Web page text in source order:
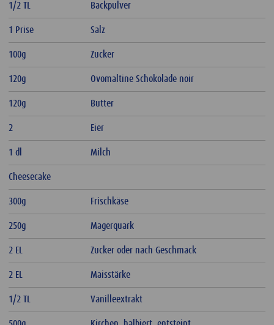
1/2 TL Backpulver
1 Prise Salz
100g Zucker
120g Ovomaltine Schokolade noir
120g Butter
2 Eier
1 dl Milch
Cheesecake
300g Frischkäse
250g Magerquark
2 EL Zucker oder nach Geschmack
2 EL Maisstärke
1/2 TL Vanilleextrakt